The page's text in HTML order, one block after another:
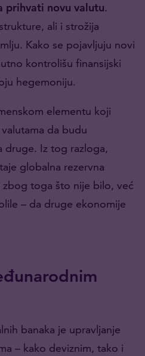
prihvati novu valutu.
ali i strožija
Kako se pojavljuju novi
kontrolišu finansijski
hegemoniju.
elementu koji
da budu
druge. Iz tog razloga,
globalna rezervna
toga što nije bilo, već
– da druge ekonomije
banaka je upravljanje
– kako deviznim, tako i